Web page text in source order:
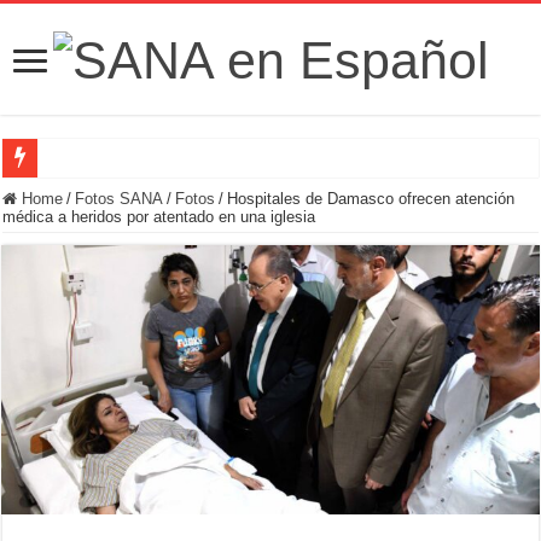
Fuerzas de Seguridad hallan fosa común con nueve cadáveres en la zona rural
Home / Fotos SANA / Fotos / Hospitales de Damasco ofrecen atención
médica a heridos por atentado en una iglesia